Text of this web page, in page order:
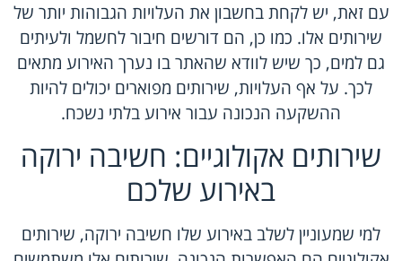
עם זאת, יש לקחת בחשבון את העלויות הגבוהות יותר של
שירותים אלו. כמו כן, הם דורשים חיבור לחשמל ולעיתים
גם למים, כך שיש לוודא שהאתר בו נערך האירוע מתאים
לכך. על אף העלויות, שירותים מפוארים יכולים להיות
ההשקעה הנכונה עבור אירוע בלתי נשכח.
שירותים אקולוגיים: חשיבה ירוקה
באירוע שלכם
למי שמעוניין לשלב באירוע שלו חשיבה ירוקה, שירותים